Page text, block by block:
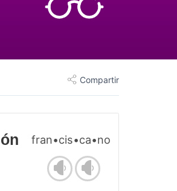
Compartir
fran•cis•ca•no